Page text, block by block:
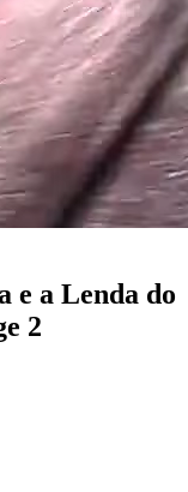
e a Lenda do
2